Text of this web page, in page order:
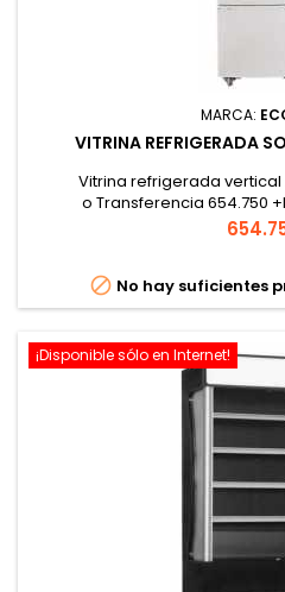
MARCA:
VITRINA REFRIGERADA
Vitrina refrigerada vertical
o Transferencia 654.750
Crédito o Débito
Precio
 No hay suficientes
¡Disponible sólo en Internet!